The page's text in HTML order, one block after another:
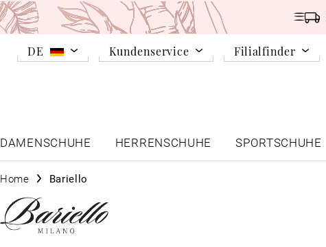
DE Kundenservice Filialfinder
DAMENSCHUHE
HERRENSCHUHE SPORTSCHUHE
Home Bariello